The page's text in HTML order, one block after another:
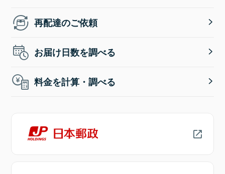
再配達のご依頼
お届け日数を調べる
料金を計算・調べる